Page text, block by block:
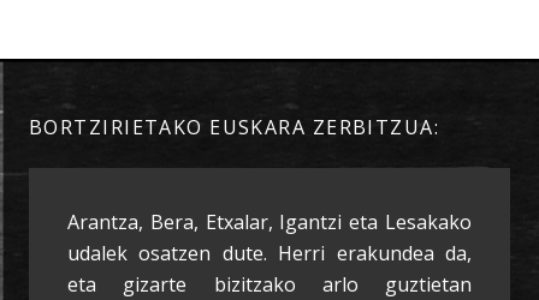
BORTZIRIETAKO EUSKARA ZERBITZUA:
Arantza, Bera, Etxalar, Igantzi eta Lesakako
udalek osatzen dute. Herri erakundea da,
eta gizarte bizitzako arlo guztietan